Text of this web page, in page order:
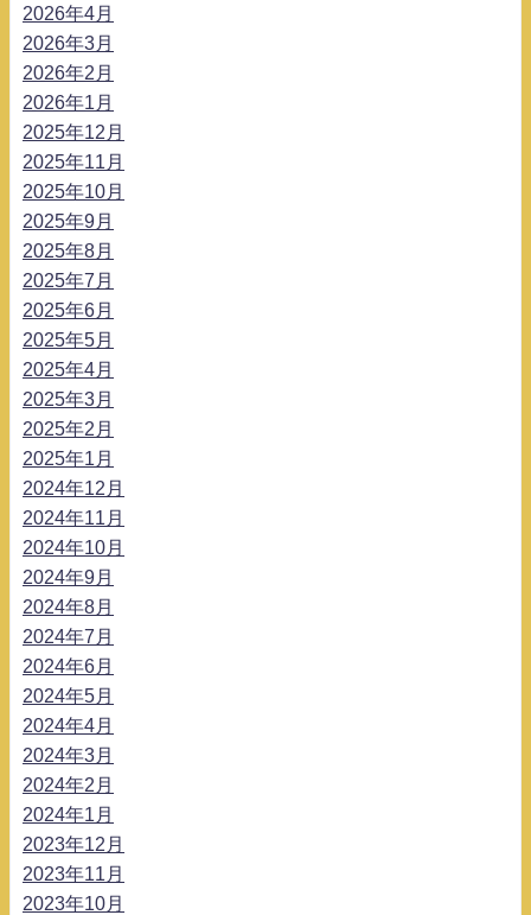
2026年4月
2026年3月
2026年2月
2026年1月
2025年12月
2025年11月
2025年10月
2025年9月
2025年8月
2025年7月
2025年6月
2025年5月
2025年4月
2025年3月
2025年2月
2025年1月
2024年12月
2024年11月
2024年10月
2024年9月
2024年8月
2024年7月
2024年6月
2024年5月
2024年4月
2024年3月
2024年2月
2024年1月
2023年12月
2023年11月
2023年10月